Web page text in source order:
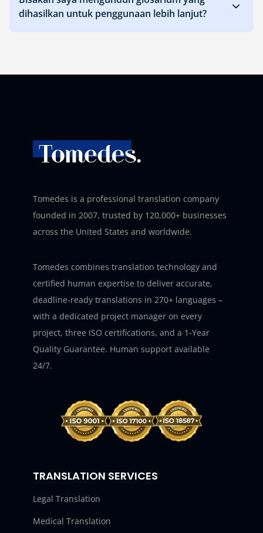
dihasilkan untuk penggunaan lebih lanjut?
Tomedes is a professional translation company
founded in 2007, trusted by 120,000+ businesses
across the United States and worldwide.
Tomedes combines translation technology and
certified human expertise to deliver accurate,
deadline-ready translations in 270+ languages –
with a dedicated project manager on every
project, three ISO certifications, and a 1-Year
Quality Guarantee. Human support available
24/7.
TRANSLATION SERVICES
Legal Translation
Medical Translation